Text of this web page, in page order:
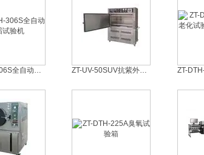
ZT-CTH-306S全自动泛霜试验机 ZT-UV-50SUV抗紫外老化箱